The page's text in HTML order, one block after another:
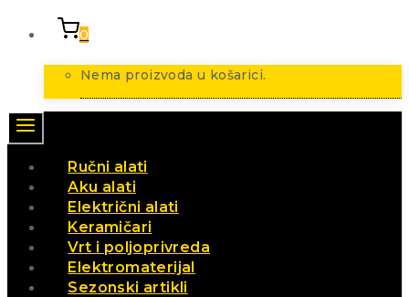
0
Nema proizvoda u košarici.
Ručni alati
Aku alati
Električni alati
Keramičari
Vrt i poljoprivreda
Elektromaterijal
Sezonski artikli